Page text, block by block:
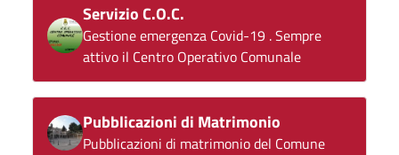
Servizio C.O.C.
Gestione emergenza Covid-19 . Sempre
attivo il Centro Operativo Comunale
Pubblicazioni di Matrimonio
Pubblicazioni di matrimonio del Comune